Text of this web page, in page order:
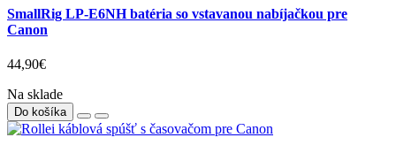
SmallRig LP-E6NH batéria so vstavanou nabíjačkou pre
Canon
44,90€
Na sklade
Do košíka